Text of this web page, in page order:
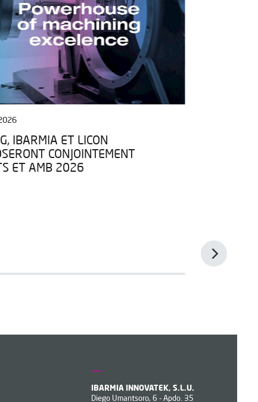
IBARMIA ET LICON
CONJOINTEMENT
ET AMB 2026
IBARMIA INNOVATEK, S.L.U.
Diego Umantsoro, 6 - Apdo. 35